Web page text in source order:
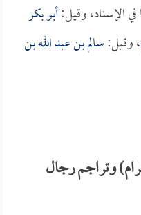
الإسناد، وقيل:أبو بكر
، وقيل:سالم بن عبد الله بن
وتراجم رجال